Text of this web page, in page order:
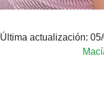
Última actualización: